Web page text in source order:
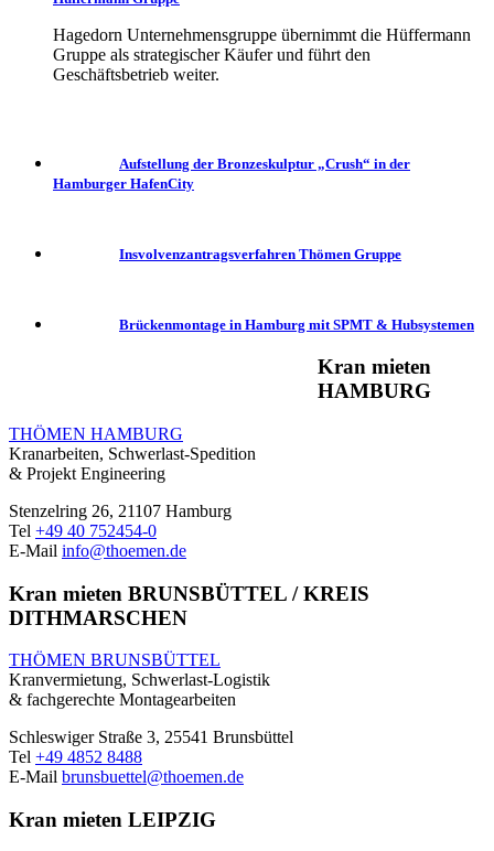
Hagedorn Unternehmensgruppe übernimmt die Hüffermann
Gruppe als strategischer Käufer und führt den
Geschäftsbetrieb weiter.
Aufstellung der Bronzeskulptur „Crush“ in der
Hamburger HafenCity
Insvolvenzantragsverfahren Thömen Gruppe
Brückenmontage in Hamburg mit SPMT & Hubsystemen
Kran mieten
HAMBURG
THÖMEN HAMBURG
Kranarbeiten, Schwerlast-Spedition
& Projekt Engineering
Stenzelring 26, 21107 Hamburg
Tel +49 40 752454-0
E-Mail info@thoemen.de
Kran mieten BRUNSBÜTTEL / KREIS
DITHMARSCHEN
THÖMEN BRUNSBÜTTEL
Kranvermietung, Schwerlast-Logistik
& fachgerechte Montagearbeiten
Schleswiger Straße 3, 25541 Brunsbüttel
Tel +49 4852 8488
E-Mail brunsbuettel@thoemen.de
Kran mieten LEIPZIG